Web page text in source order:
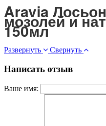
Aravia
мозолей и
150мл
Развернуть Свернуть
Написать отзыв
Ваше имя: